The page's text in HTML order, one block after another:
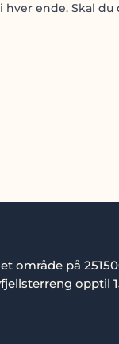
ende. Skal
område på
opptil